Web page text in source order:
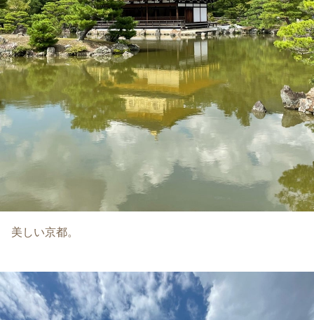
美しい京都。